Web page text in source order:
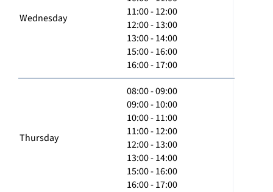
Wednesday
11:00 - 12:00
12:00 - 13:00
13:00 - 14:00
15:00 - 16:00
16:00 - 17:00
Thursday
08:00 - 09:00
09:00 - 10:00
10:00 - 11:00
11:00 - 12:00
12:00 - 13:00
13:00 - 14:00
15:00 - 16:00
16:00 - 17:00